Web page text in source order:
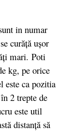
in numar
curăță ușor
mari. Poti
kg, pe orice
este ca pozitia
2 trepte de
este util
distanţă să